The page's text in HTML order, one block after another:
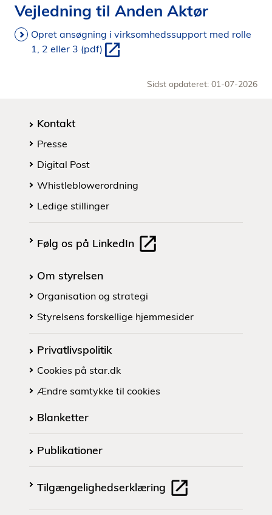
Vejledning til Anden Aktør
Opret ansøgning i virksomhedssupport med rolle
1, 2 eller 3 (pdf)
Sidst opdateret: 01-07-2026
Kontakt
Presse
Digital Post
Whistleblowerordning
Ledige stillinger
Følg os på LinkedIn
Om styrelsen
Organisation og strategi
Styrelsens forskellige hjemmesider
Privatlivspolitik
Cookies på star.dk
Ændre samtykke til cookies
Blanketter
Publikationer
Tilgængelighedserklæring